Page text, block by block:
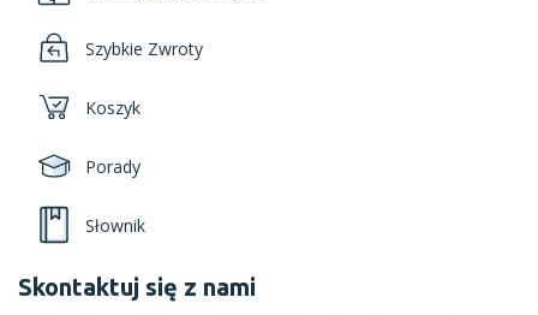
Szybkie Zwroty
Koszyk
Porady
Słownik
Skontaktuj się z nami